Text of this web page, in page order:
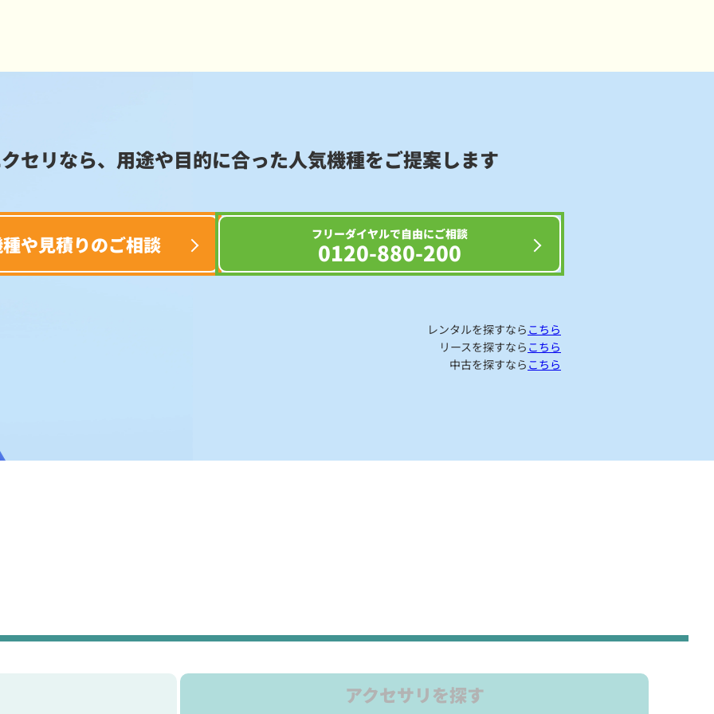
セリなら、用途や目的に合った人気機種をご提案します
や見積りのご相談 フリーダイヤルで自由にご相談
0120-880-200
レンタルを探すなら こちら
リースを探すなら こちら
中古を探すなら こちら
アクセサリを探す